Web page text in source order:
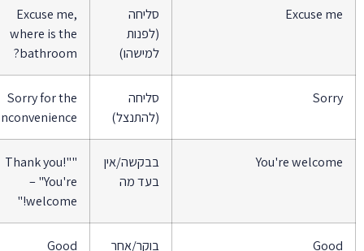
Excuse
סליחה
(לפנות
למישהו)
Excuse me,
where is the
bathroom?
סליחה
(להתנצל)
Sorry for the
inconvenience
You're
בבקשה/אין
בעד מה
"Thank you!"
– "You're
welcome!"
בוקר/אחר Good